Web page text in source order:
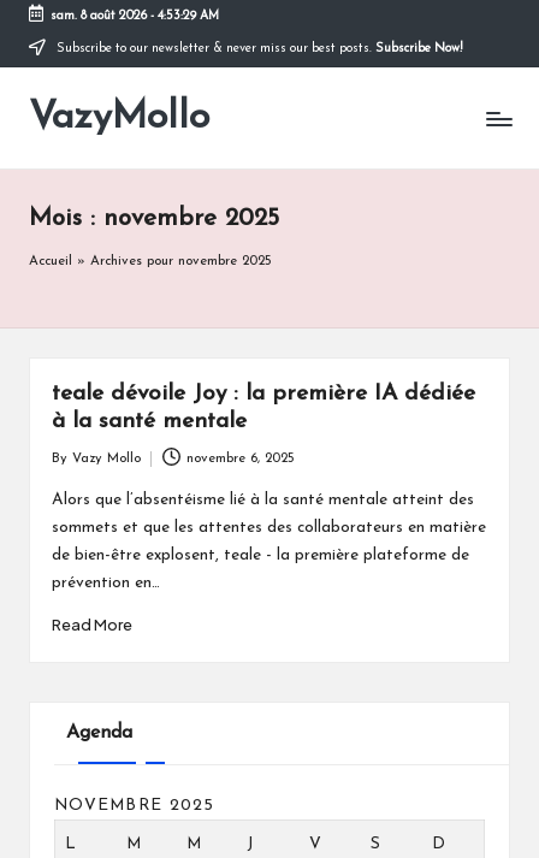
Skip
content
sam. 8 août 2026- 4:53:30 AM
Subscribe to our newsletter & never miss our best posts. Subscribe Now!
VazyMollo
Pensez
Prenez
temps
Mois : novembre 2025
Accueil » Archives pour novembre 2025
teale dévoile Joy : la première IA dédiée
à la santé mentale
by
By Vazy Mollo novembre 6, 2025
Alors que l’absentéisme lié à la santé mentale atteint des
sommets et que les attentes des collaborateurs en matière
de bien-être explosent, teale - la première plateforme de
prévention en…
Read More
Agenda
NOVEMBRE 2025
L M M J V S D